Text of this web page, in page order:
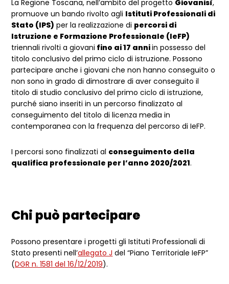
La Regione Toscana, nell’ambito del progetto Giovanisì,
promuove un bando rivolto agli Istituti Professionali di
Stato (IPS) per la realizzazione di percorsi di
Istruzione e Formazione Professionale (IeFP)
triennali rivolti a giovani fino ai 17 anniin possesso del
titolo conclusivo del primo ciclo di istruzione. Possono
partecipare anche i giovani che non hanno conseguito o
non sono in grado di dimostrare di aver conseguito il
titolo di studio conclusivo del primo ciclo di istruzione,
purché siano inseriti in un percorso finalizzato al
conseguimento del titolo di licenza media in
contemporanea con la frequenza del percorso di IeFP.
I percorsi sono finalizzati al conseguimento della
qualifica professionale per l’anno 2020/2021.
Chi può partecipare
Possono presentare i progetti gli Istituti Professionali di
Stato presenti nell’allegato J del “Piano Territoriale IeFP”
(DGR n. 1581 del 16/12/2019).